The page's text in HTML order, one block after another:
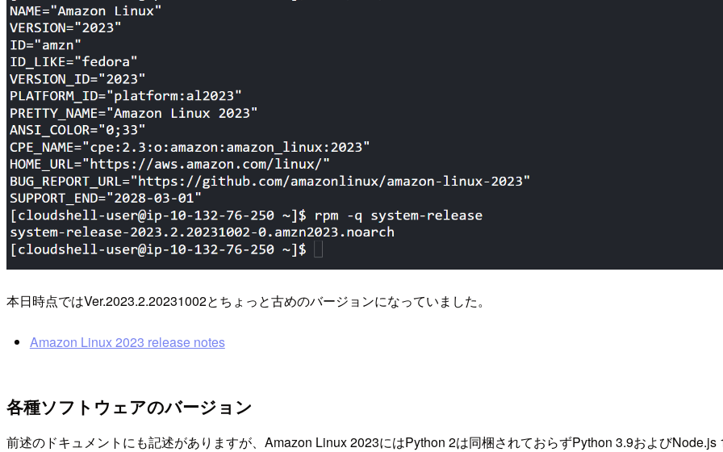
本日時点ではVer.2023.2.20231002とちょっと古めのバージョンになっていました。
Amazon Linux 2023 release notes
各種ソフトウェアのバージョン
前述のドキュメントにも記述がありますが、Amazon Linux 2023にはPython 2は同梱されておらずPython 3.9および